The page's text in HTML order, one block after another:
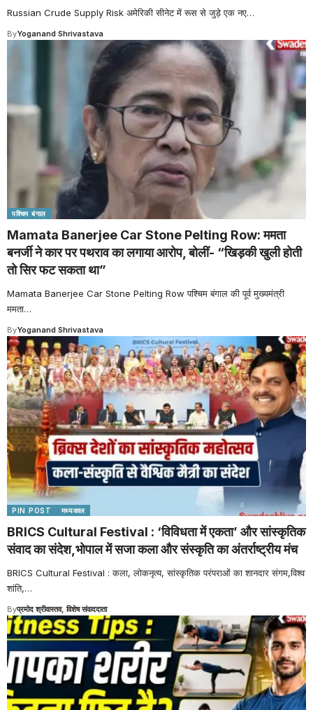
Russian Crude Supply Risk अमेरिकी सीनेट में रूस से जुड़े एक नए…
ByYoganand Shrivastava
पश्चिम बंगाल
Mamata Banerjee Car Stone Pelting Row: ममता
बनर्जी ने कार पर पथराव का लगाया आरोप, बोलीं- “खिड़की खुली होती
तो सिर फट सकता था”
Mamata Banerjee Car Stone Pelting Row पश्चिम बंगाल की पूर्व मुख्यमंत्री
ममता…
ByYoganand Shrivastava
PIN POST मध्यकाल
BRICS Cultural Festival : ‘विविधता में एकता’ और सांस्कृतिक
संवाद का संदेश,भोपाल में सजा कला और संस्कृति का अंतर्राष्ट्रीय मंच
BRICS Cultural Festival : कला, लोकनृत्य, सांस्कृतिक परंपराओं का शानदार संगम,विश्व
शांति,…
Byप्रमोद श्रीवास्तव, विशेष संवाददाता